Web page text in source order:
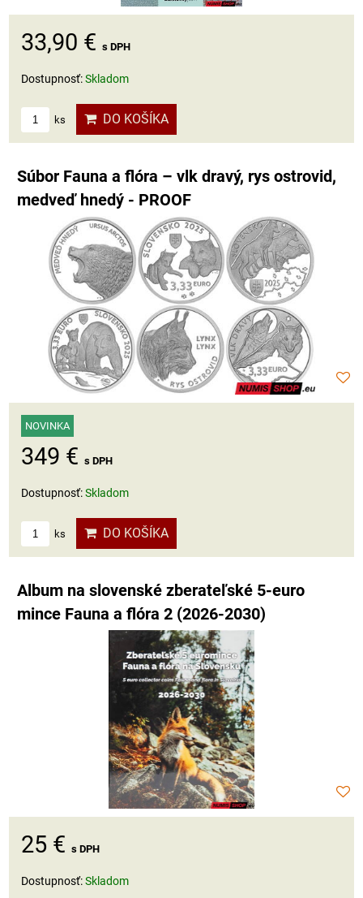
33,90 € s DPH
Dostupnosť:Skladom
ks DO KOŠÍKA
Súbor Fauna a flóra – vlk dravý, rys ostrovid,
medveď hnedý - PROOF
NOVINKA
349 € s DPH
Dostupnosť:Skladom
ks DO KOŠÍKA
Album na slovenské zberateľské 5-euro
mince Fauna a flóra 2 (2026-2030)
25 € s DPH
Dostupnosť:Skladom